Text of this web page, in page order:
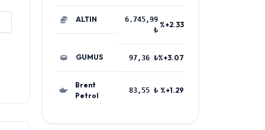
ALTIN
6.745,99
₺
%+2.33
GUMUS 97,36 ₺%+3.07
Brent
Petrol
83,55 ₺ %+1.29